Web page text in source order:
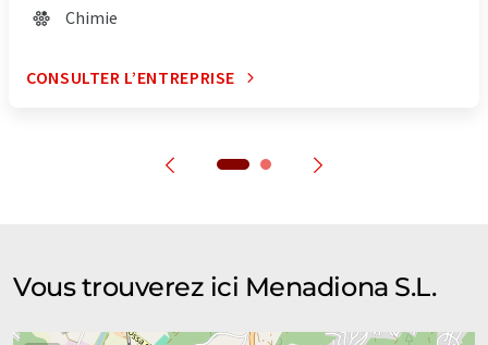
Chimie
CONSULTER L’ENTREPRISE
Vous trouverez ici Menadiona S.L.